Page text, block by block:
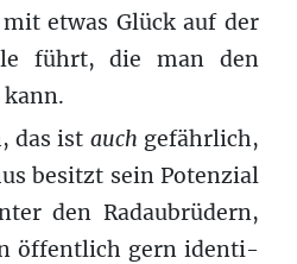
etwas Glück auf der
führt, die man den
kann.
das ist auch gefährlich,
besitzt sein Poten­zial
den Radaubrüdern,
öffentlich gern iden­ti­